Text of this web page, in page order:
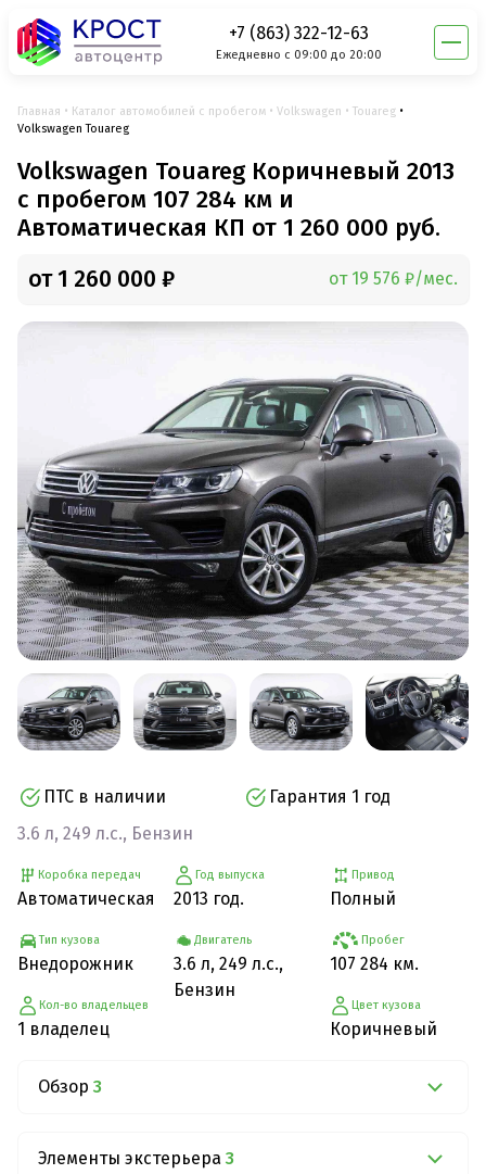
+7 (863) 322-12-63
Ежедневно с 09:00 до 20:00
Главная Каталог автомобилей с пробегом Volkswagen
Touareg
Volkswagen Touareg
Volkswagen Touareg Коричневый 2013
с пробегом 107 284 км и
Автоматическая КП от 1 260 000 руб.
от 1 260 000 ₽ от 19 576 ₽/мес.
ПТС в наличии
Гарантия 1 год
3.6 л, 249 л.с., Бензин
Коробка передач
Автоматическая
Тип кузова
Внедорожник
Кол-во владельцев
1 владелец
Год выпуска
2013 год.
Двигатель
3.6 л, 249 л.с.,
Бензин
Привод
Полный
Пробег
107 284 км.
Цвет кузова
Коричневый
Обзор 3
Элементы экстерьера 3